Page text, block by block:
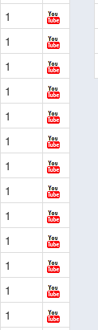
1
1
1
1
1
1
1
1
1
1
1
1
1